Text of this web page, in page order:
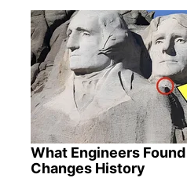
What Engineers
Changes History